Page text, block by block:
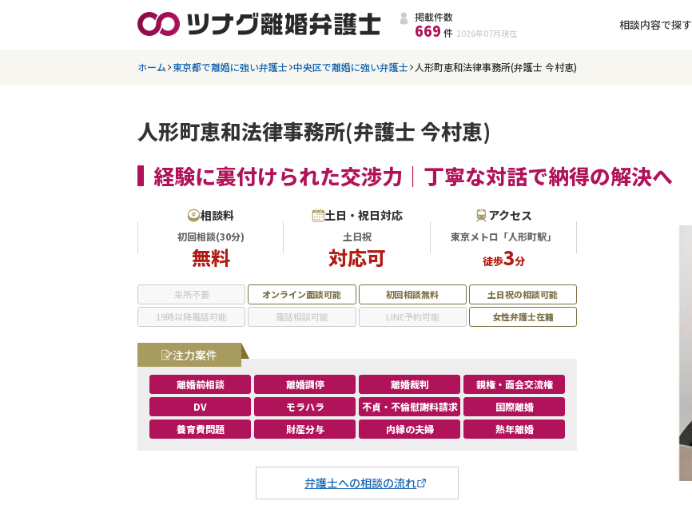
掲載件数
669 件 2026年07月 現在
相談内容で探す
ホーム 東京都で離婚に強い弁護士 中央区で離婚に強い弁護士 人形町恵和法律事務所(弁護士 今村恵)
人形町恵和法律事務所(弁護士 今村恵)
経験に裏付けられた交渉力｜丁寧な対話で納得の解決へ
相談料
初回相談(30分)
無料
土日・祝日対応
土日祝
対応可
アクセス
東京メトロ「人形町駅」
徒歩3分
来所不要 オンライン面談可能 初回相談無料
土日祝の相談可能
19時以降電話可能
電話相談可能 LINE予約可能 女性弁護士在籍
弁護士への相談の流れ
注力案件
離婚前相談 離婚調停 離婚裁判
親権・面会交流権
DV
モラハラ 不貞・不倫慰謝料請求
国際離婚
養育費問題
財産分与 内縁の夫婦 熟年離婚